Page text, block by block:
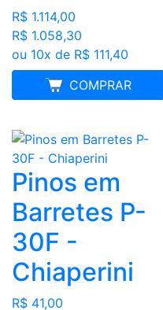
R$ 1.114,00
R$ 1.058,30
ou 10x de R$ 111,40
COMPRAR
FRETE GRÁTIS
Pinos em
Barretes P-
30F -
Chiaperini
R$ 41,00